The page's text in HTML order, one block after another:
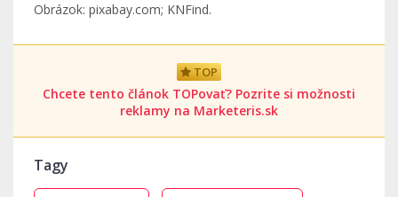
Obrázok: pixabay.com; KNFind.
TOP
Chcete tento článok TOPovať? Pozrite si možnosti
reklamy na Marketeris.sk
Tagy